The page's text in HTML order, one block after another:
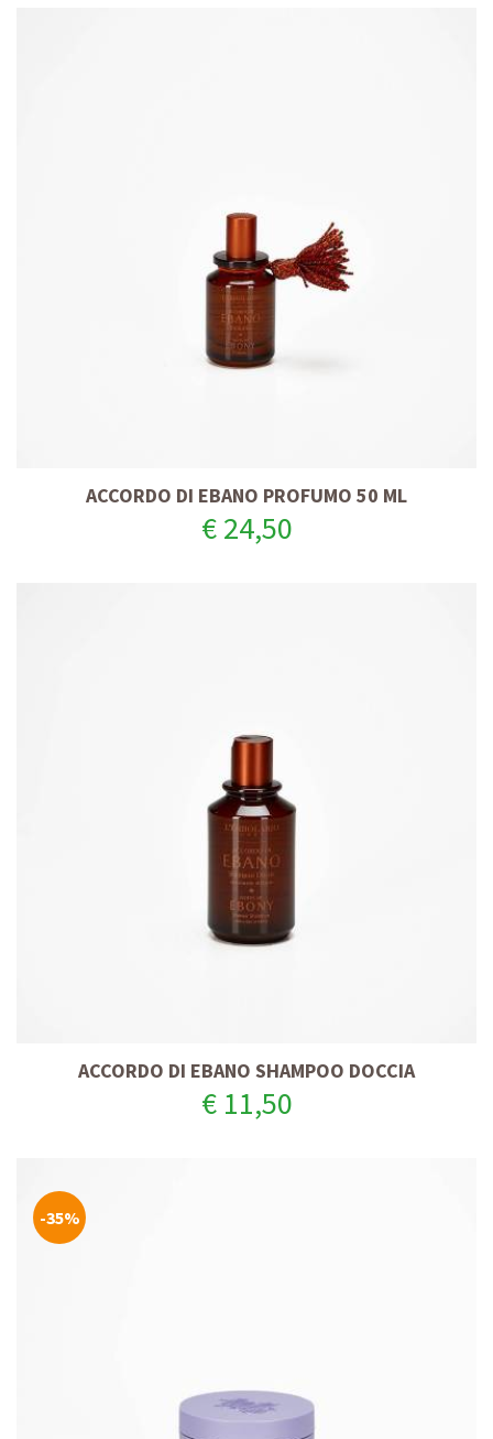
ACCORDO DI EBANO PROFUMO 50 ML
€ 24,50
ACCORDO DI EBANO SHAMPOO DOCCIA
€ 11,50
-35%